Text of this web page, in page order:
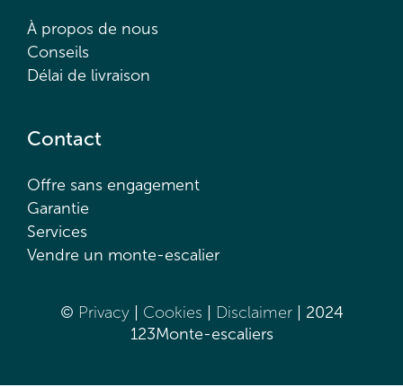
À propos de nous
Conseils
Délai de livraison
Contact
Offre sans engagement
Garantie
Services
Vendre un monte-escalier
© Privacy| Cookies Disclaimer
| 2024
123Monte-escaliers